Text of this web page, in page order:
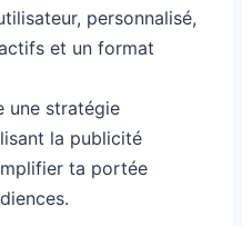
personnalisé,
et un format
une stratégie
la publicité
ta portée